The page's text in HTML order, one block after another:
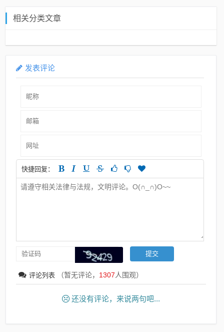
相关分类文章
发表评论
快捷回复：
评论列表 （暂无评论， 1307人围观）
还没有评论，来说两句吧...